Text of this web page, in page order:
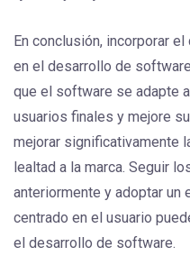
En conclusión, incorporar
en el desarrollo de
que el software se adapte
usuarios finales y mejore
mejorar significativamente
lealtad a la marca. Seguir
anteriormente y adoptar un
centrado en el usuario
el desarrollo de software.